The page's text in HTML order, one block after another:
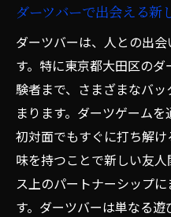
深夜営業のダー
ュ
仕事のストレス
遅くまで楽しめ
深夜のダーツバ
職場仲間と訪れ
夜遅くまで営業
バー
ダーツバーで出会える新
ダーツバーは、人との出
す。特に東京都大田区の
験者まで、さまざまなバ
まります。ダーツゲームを
初対面でもすぐに打ち解
味を持つことで新しい友
ス上のパートナーシップ
す。ダーツバーは単なる